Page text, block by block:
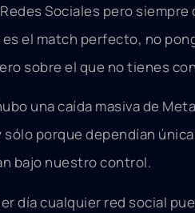
Sociales pero
el match perfecto, no
sobre el que no tienes
una caída masiva de
porque dependían
bajo nuestro control.
día cualquier red social